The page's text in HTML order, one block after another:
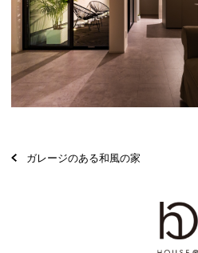
ガレージのある和風の家